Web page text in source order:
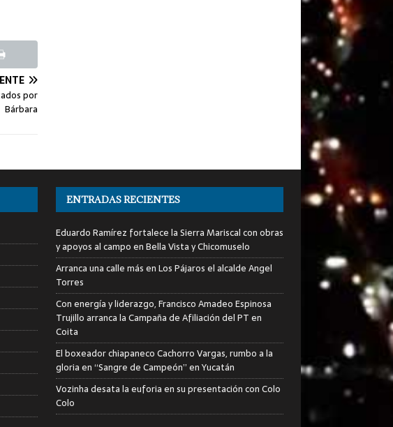
por
Bárbara
ENTRADAS RECIENTES
Eduardo Ramírez fortalece la Sierra Mariscal con obras
y apoyos al campo en Bella Vista y Chicomuselo
Arranca una calle más en Los Pájaros el alcalde Angel
Torres
Con energía y liderazgo, Francisco Amadeo Espinosa
Trujillo arranca la Campaña de Afiliación del PT en
Coita
El boxeador chiapaneco Cachorro Vargas, rumbo a la
gloria en “Sangre de Campeón” en Yucatán
Vozinha desata la euforia en su presentación con Colo
Colo